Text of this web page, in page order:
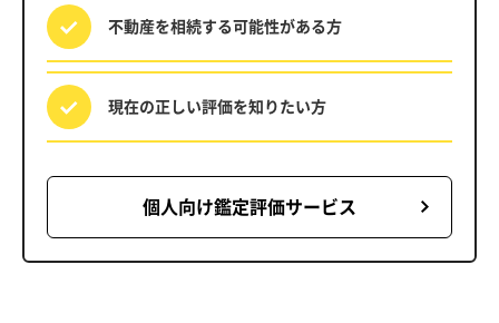
不動産を相続する可能性がある方
現在の正しい評価を知りたい方
個人向け鑑定評価サービス